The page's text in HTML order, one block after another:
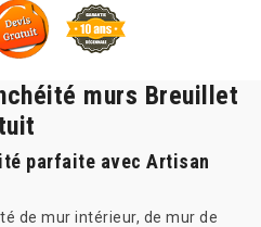
murs Breuillet
parfaite avec Artisan
de mur intérieur, de mur de